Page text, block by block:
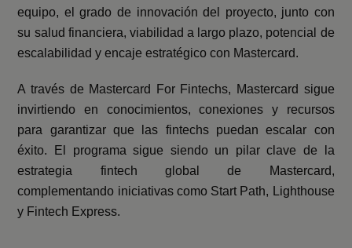
equipo, el grado de innovación del proyecto, junto con
su salud financiera, viabilidad a largo plazo, potencial de
escalabilidad y encaje estratégico con Mastercard.
A través de Mastercard For Fintechs, Mastercard sigue
invirtiendo en conocimientos, conexiones y recursos
para garantizar que las fintechs puedan escalar con
éxito. El programa sigue siendo un pilar clave de la
estrategia fintech global de Mastercard,
complementando iniciativas como Start Path, Lighthouse
y Fintech Express.